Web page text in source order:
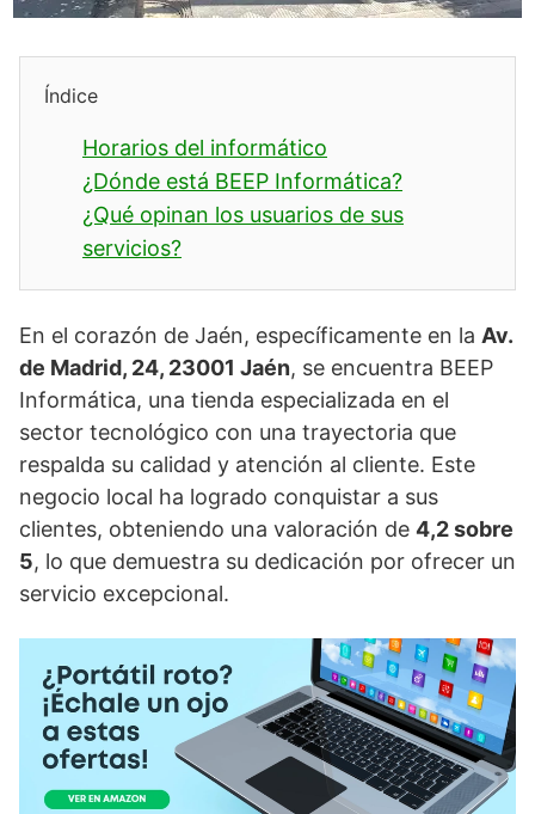
Índice
Horarios del informático
¿Dónde está BEEP Informática?
¿Qué opinan los usuarios de sus
servicios?
En el corazón de Jaén, específicamente en la Av.
de Madrid, 24, 23001 Jaén, se encuentra BEEP
Informática, una tienda especializada en el
sector tecnológico con una trayectoria que
respalda su calidad y atención al cliente. Este
negocio local ha logrado conquistar a sus
clientes, obteniendo una valoración de 4,2 sobre
5, lo que demuestra su dedicación por ofrecer un
servicio excepcional.